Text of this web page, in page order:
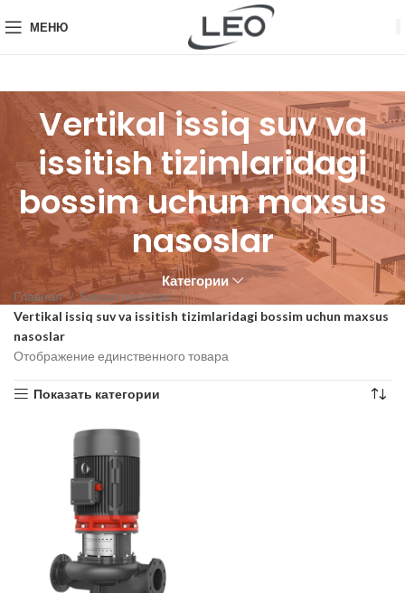
МЕНЮ
Vertikal issiq suv va
issitish tizimlaridagi
bossim uchun maxsus
nasoslar
Категории
Главная
Sanoat nasoslari
Vertikal issiq suv va issitish tizimlaridagi bossim uchun maxsus
nasoslar
Отображение единственного товара
Показать категории